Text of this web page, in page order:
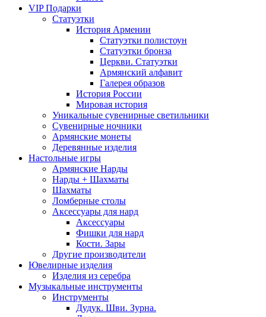
VIP Подарки
Статуэтки
История Армении
Статуэтки полистоун
Статуэтки бронза
Церкви. Статуэтки
Армянский алфавит
Галерея образов
История России
Мировая история
Уникальные сувенирные светильники
Сувенирные ночники
Армянские монеты
Деревянные изделия
Настольные игры
Армянские Нарды
Нарды + Шахматы
Шахматы
Ломберные столы
Аксессуары для нард
Аксессуары
Фишки для нард
Кости. Зары
Другие производители
Ювелирные изделия
Изделия из серебра
Музыкальные инструменты
Инструменты
Дудук. Шви. Зурна.